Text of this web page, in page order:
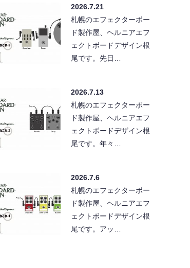
2026.7.21
札幌のエフェクターボー
ド製作屋、ヘルニアエフ
ェクトボードデザイン根
尾です。先日…
2026.7.13
札幌のエフェクターボー
ド製作屋、ヘルニアエフ
ェクトボードデザイン根
尾です。年々…
2026.7.6
札幌のエフェクターボー
ド製作屋、ヘルニアエフ
ェクトボードデザイン根
尾です。アッ…